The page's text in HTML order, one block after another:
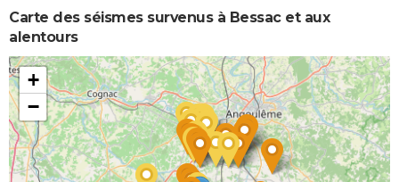
Carte des séismes survenus à Bessac et aux
alentours
+
−